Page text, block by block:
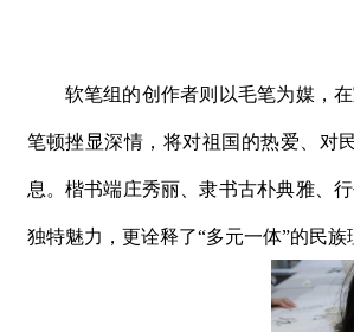
软笔组的创作者则以毛笔为媒，
笔顿挫显深情，将对祖国的热爱、对
息。楷书端庄秀丽、隶书古朴典雅、
独特魅力，更诠释了“多元一体”的民